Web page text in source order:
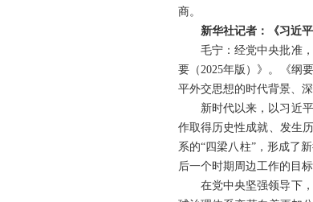
商。
新华社记者：《习近
毛宁：经党中央批准
要（2025年版）》。《纲
平外交思想的时代背景、
新时代以来，以习近
作取得历史性成就、发生
系的“四梁八柱”，形成了
后一个时期周边工作的目
在党中央坚强领导下